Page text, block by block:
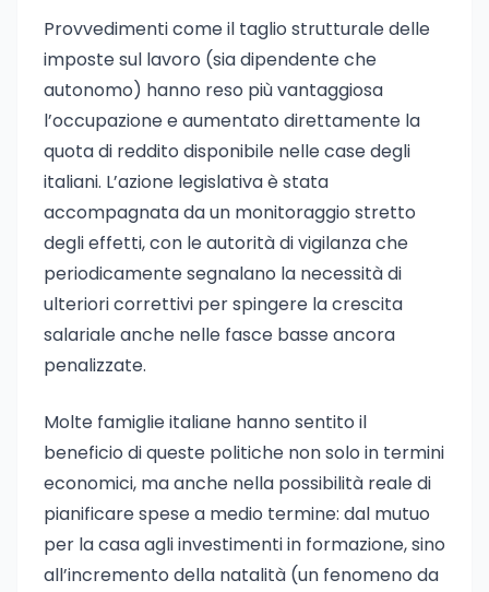
Provvedimenti come il taglio strutturale delle
imposte sul lavoro (sia dipendente che
autonomo) hanno reso più vantaggiosa
l’occupazione e aumentato direttamente la
quota di reddito disponibile nelle case degli
italiani. L’azione legislativa è stata
accompagnata da un monitoraggio stretto
degli effetti, con le autorità di vigilanza che
periodicamente segnalano la necessità di
ulteriori correttivi per spingere la crescita
salariale anche nelle fasce basse ancora
penalizzate.
Molte famiglie italiane hanno sentito il
beneficio di queste politiche non solo in termini
economici, ma anche nella possibilità reale di
pianificare spese a medio termine: dal mutuo
per la casa agli investimenti in formazione, sino
all’incremento della natalità (un fenomeno da